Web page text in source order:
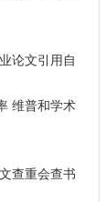
论文引用自
维普和学术
查重会查书